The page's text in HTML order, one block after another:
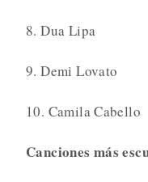
8. Dua Lipa
9. Demi Lovato
10. Camila Cabello
Canciones más